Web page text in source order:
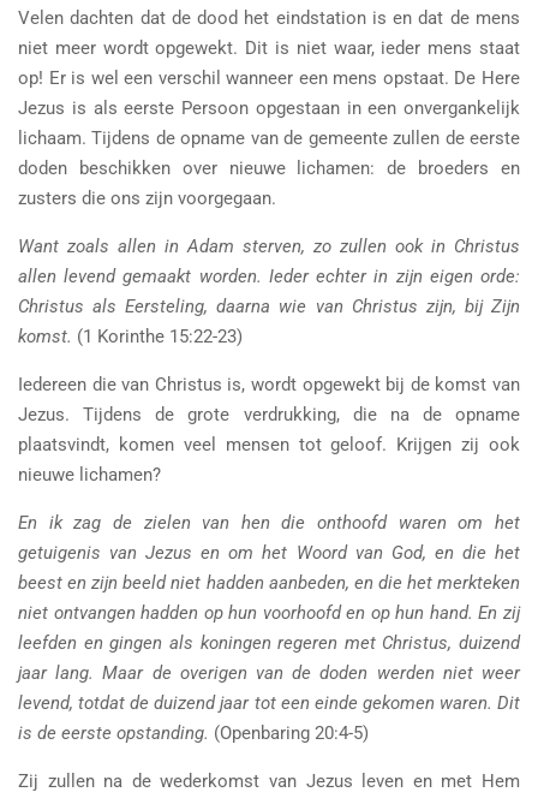
Velen dachten dat de dood het eindstation is en dat de mens
niet meer wordt opgewekt. Dit is niet waar, ieder mens staat
op! Er is wel een verschil wanneer een mens opstaat. De Here
Jezus is als eerste Persoon opgestaan in een onvergankelijk
lichaam. Tijdens de opname van de gemeente zullen de eerste
doden beschikken over nieuwe lichamen: de broeders en
zusters die ons zijn voorgegaan.
Want zoals allen in Adam sterven, zo zullen ook in Christus
allen levend gemaakt worden. Ieder echter in zijn eigen orde:
Christus als Eersteling, daarna wie van Christus zijn, bij Zijn
komst. (1 Korinthe 15:22-23)
Iedereen die van Christus is, wordt opgewekt bij de komst van
Jezus. Tijdens de grote verdrukking, die na de opname
plaatsvindt, komen veel mensen tot geloof. Krijgen zij ook
nieuwe lichamen?
En ik zag de zielen van hen die onthoofd waren om het
getuigenis van Jezus en om het Woord van God, en die het
beest en zijn beeld niet hadden aanbeden, en die het merkteken
niet ontvangen hadden op hun voorhoofd en op hun hand. En zij
leefden en gingen als koningen regeren met Christus, duizend
jaar lang. Maar de overigen van de doden werden niet weer
levend, totdat de duizend jaar tot een einde gekomen waren. Dit
is de eerste opstanding. (Openbaring 20:4-5)
Zij zullen na de wederkomst van Jezus leven en met Hem